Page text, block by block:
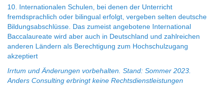
10. Internationalen Schulen, bei denen der Unterricht
fremdsprachlich oder bilingual erfolgt, vergeben selten deutsche
Bildungsabschlüsse. Das zumeist angebotene International
Baccalaureate wird aber auch in Deutschland und zahlreichen
anderen Ländern als Berechtigung zum Hochschulzugang
akzeptiert
Irrtum und Änderungen vorbehalten. Stand: Sommer 2023.
Anders Consulting erbringt keine Rechtsdienstleistungen